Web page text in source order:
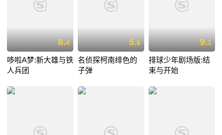
8.4
哆啦A梦:新大雄与铁
人兵团
5.6
名侦探柯南绯色的
子弹
9.1
排球少年剧场版:结
束与开始